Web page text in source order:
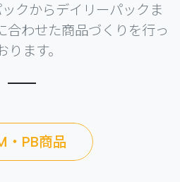
クからデイリーパックま
合わせた商品づくりを行っ
ります。
・PB商品